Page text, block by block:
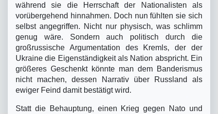
während sie die Herrschaft der Nationalisten als
vorübergehend hinnahmen. Doch nun fühlten sie sich
selbst angegriffen. Nicht nur physisch, was schlimm
genug wäre. Sondern auch politisch durch die
großrussische Argumentation des Kremls, der der
Ukraine die Eigenständigkeit als Nation abspricht. Ein
größeres Geschenkt könnte man dem Banderismus
nicht machen, dessen Narrativ über Russland als
ewiger Feind damit bestätigt wird.
Statt die Behauptung, einen Krieg gegen Nato und